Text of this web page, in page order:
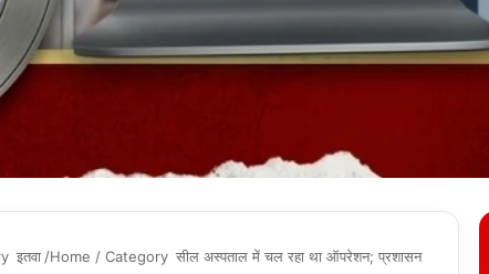
इतवा/Home / Category सील अस्पताल में चल रहा था ऑपरेशन; प्रशासन